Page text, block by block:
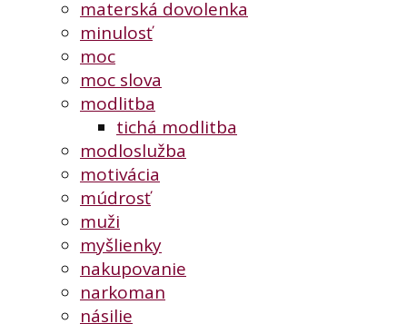
materská dovolenka
minulosť
moc
moc slova
modlitba
tichá modlitba
modloslužba
motivácia
múdrosť
muži
myšlienky
nakupovanie
narkoman
násilie